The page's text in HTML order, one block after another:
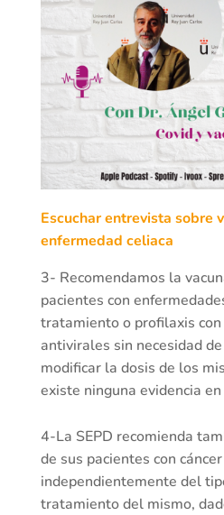
Escuchar entrevista sobre
enfermedad celiaca
3- Recomendamos la
pacientes con
tratamiento o profilaxis
antivirales sin necesidad
modificar la dosis de los
existe ninguna evidencia en
4-La SEPD recomienda
de sus pacientes con
independientemente del
tratamiento del mismo,